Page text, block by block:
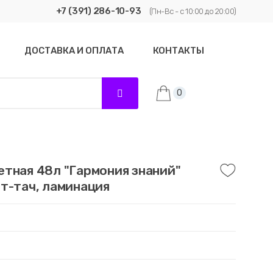
+7 (391) 286-10-93 (Пн-Вс - с 10:00 до 20:00)
ДОСТАВКА И ОПЛАТА КОНТАКТЫ
0
48л "Гармония знаний"
тач, ламинация